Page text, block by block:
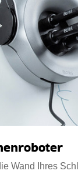
Wand Ihres